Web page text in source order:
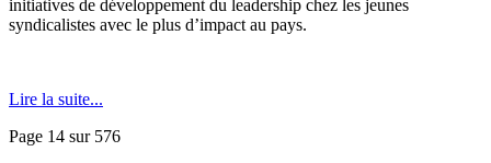
initiatives de développement du leadership chez les jeunes
syndicalistes avec le plus d’impact au pays.
Lire la suite...
Page 14 sur 576